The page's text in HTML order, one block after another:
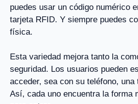
puedes usar un código numérico
tarjeta RFID. Y siempre puedes
física.
Esta variedad mejora tanto la
seguridad. Los usuarios pueden
acceder, sea con su teléfono, una
Así, cada uno encuentra la forma